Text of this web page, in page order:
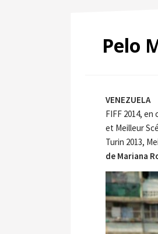
Pelo
VENEZUELA
FIFF 2014,
et Meilleur
Turin 2013,
de Mariana